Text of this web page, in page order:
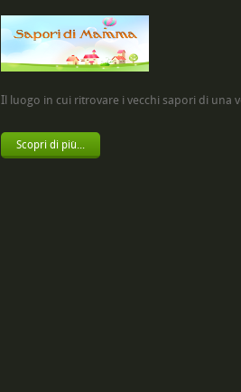
Il luogo in cui ritrovare i vecchi sapori di una
Scopri di più...